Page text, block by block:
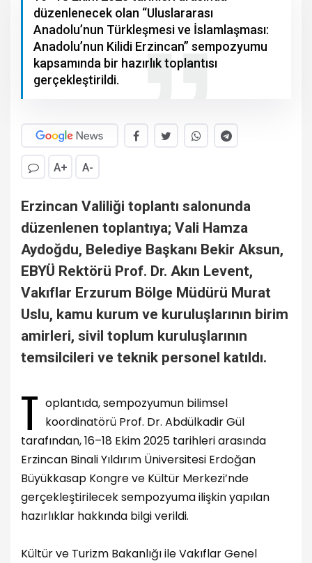
düzenlenecek olan “Uluslararası
Anadolu’nun Türkleşmesi ve İslamlaşması:
Anadolu’nun Kilidi Erzincan” sempozyumu
kapsamında bir hazırlık toplantısı
gerçekleştirildi.
A+ A-
Erzincan Valiliği toplantı salonunda
düzenlenen toplantıya; Vali Hamza
Aydoğdu, Belediye Başkanı Bekir Aksun,
EBYÜ Rektörü Prof. Dr. Akın Levent,
Vakıflar Erzurum Bölge Müdürü Murat
Uslu, kamu kurum ve kuruluşlarının birim
amirleri, sivil toplum kuruluşlarının
temsilcileri ve teknik personel katıldı.
T oplantıda, sempozyumun bilimsel
koordinatörü Prof. Dr. Abdülkadir Gül
tarafından, 16–18 Ekim 2025 tarihleri arasında
Erzincan Binali Yıldırım Üniversitesi Erdoğan
Büyükkasap Kongre ve Kültür Merkezi’nde
gerçekleştirilecek sempozyuma ilişkin yapılan
hazırlıklar hakkında bilgi verildi.
Kültür ve Turizm Bakanlığı ile Vakıflar Genel